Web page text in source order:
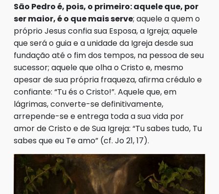
São Pedro é, pois, o primeiro: aquele que, por
ser maior, é o que mais serve; aquele a quem o
próprio Jesus confia sua Esposa, a Igreja; aquele
que será o guia e a unidade da Igreja desde sua
fundação até o fim dos tempos, na pessoa de seu
sucessor; aquele que olha o Cristo e, mesmo
apesar de sua própria fraqueza, afirma crédulo e
confiante: “Tu és o Cristo!”. Aquele que, em
lágrimas, converte-se definitivamente,
arrepende-se e entrega toda a sua vida por
amor de Cristo e de Sua Igreja: “Tu sabes tudo, Tu
sabes que eu Te amo” (cf. Jo 21, 17).